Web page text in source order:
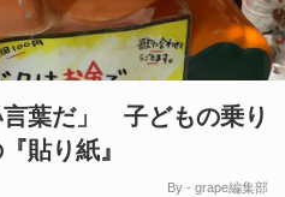
言葉だ」 子どもの乗り
貼り紙』
By - grape編集部